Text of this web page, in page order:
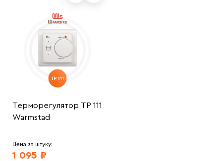
Терморегулятор ТР 111
Warmstad
Цена за штуку:
1 095 ₽